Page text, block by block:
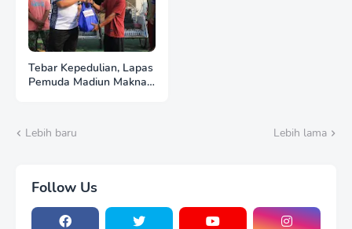
Tebar Kepedulian, Lapas
Pemuda Madiun Maknai
Lebih baru Lebih lama
Follow Us